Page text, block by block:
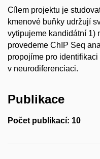
Cílem projektu je
kmenové buňky udržují
vytipujeme kandidátní 1)
provedeme ChIP Seq
propojíme pro
v neurodiferenciaci.
Publikace
Počet publikací: 10